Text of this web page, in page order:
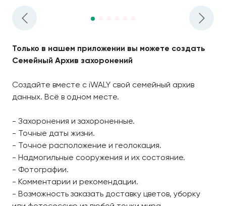
Только в нашем приложении вы можете создать
Семейный Архив захоронений
Создайте вместе с iWALY свой семейный архив
данных. Всё в одном месте.
- Захоронения и захороненные.
- Точные даты жизни.
- Точное расположение и геолокация.
- Надмогильные сооружения и их состояние.
- Фотографии.
- Комментарии и рекомендации.
- Возможность заказать доставку цветов, уборку